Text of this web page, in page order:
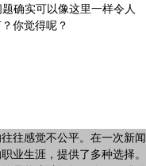
确实可以像这里一样令人
你觉得呢？
往感觉不公平。在一次新闻
业生涯，提供了多种选择。